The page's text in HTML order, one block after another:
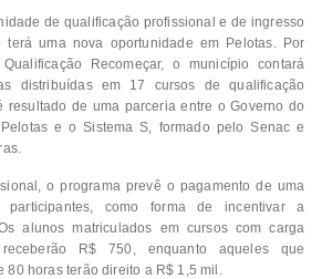
de qualificação profissional e de ingresso
terá uma nova oportunidade em Pelotas. Por
Recomeçar, o município contará
distribuídas em 17 cursos de qualificação
resultado de uma parceria entre o Governo do
e o Sistema S, formado pelo Senac e
o programa prevê o pagamento de uma
participantes, como forma de incentivar a
alunos matriculados em cursos com carga
R$ 750, enquanto aqueles que
80 horas terão direito a R$ 1,5 mil.